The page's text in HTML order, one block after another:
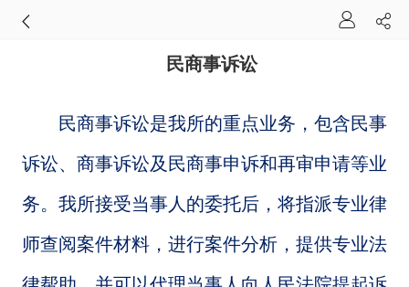
民商事诉讼
民商事诉讼是我所的重点业务，包含民事
诉讼、商事诉讼及民商事申诉和再审申请等业
务。我所接受当事人的委托后，将指派专业律
师查阅案件材料，进行案件分析，提供专业法